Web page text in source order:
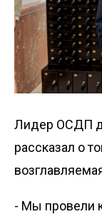
Лидер ОСДП
рассказал о
- Мы провели